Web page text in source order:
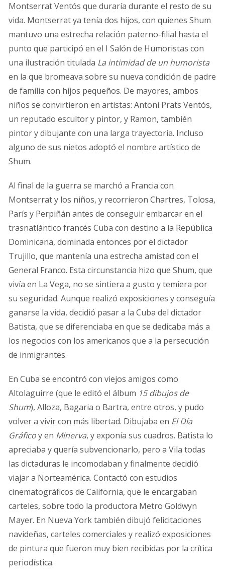
Montserrat Ventós que duraría durante el resto de su
vida. Montserrat ya tenía dos hijos, con quienes Shum
mantuvo una estrecha relación paterno-filial hasta el
punto que participó en el I Salón de Humoristas con
una ilustración titulada La intimidad de un humorista
en la que bromeava sobre su nueva condición de padre
de familia con hijos pequeños. De mayores, ambos
niños se convirtieron en artistas: Antoni Prats Ventós,
un reputado escultor y pintor, y Ramon, también
pintor y dibujante con una larga trayectoria. Incluso
alguno de sus nietos adoptó el nombre artístico de
Shum.
Al final de la guerra se marchó a Francia con
Montserrat y los niños, y recorrieron Chartres, Tolosa,
París y Perpiñán antes de conseguir embarcar en el
trasnatlántico francés Cuba con destino a la República
Dominicana, dominada entonces por el dictador
Trujillo, que mantenía una estrecha amistad con el
General Franco. Esta circunstancia hizo que Shum, que
vivía en La Vega, no se sintiera a gusto y temiera por
su seguridad. Aunque realizó exposiciones y conseguía
ganarse la vida, decidió pasar a la Cuba del dictador
Batista, que se diferenciaba en que se dedicaba más a
los negocios con los americanos que a la persecución
de inmigrantes.
En Cuba se encontró con viejos amigos como
Altolaguirre (que le editó el álbum 15 dibujos de
Shum), Alloza, Bagaria o Bartra, entre otros, y pudo
volver a vivir con más libertad. Dibujaba en El Día
Gráficoy en Minerva, y exponía sus cuadros. Batista lo
apreciaba y quería subvencionarlo, pero a Vila todas
las dictaduras le incomodaban y finalmente decidió
viajar a Norteamérica. Contactó con estudios
cinematográficos de California, que le encargaban
carteles, sobre todo la productora Metro Goldwyn
Mayer. En Nueva York también dibujó felicitaciones
navideñas, carteles comerciales y realizó exposiciones
de pintura que fueron muy bien recibidas por la crítica
periodística.